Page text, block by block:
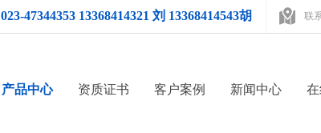
023-47344353 13368414321 刘 13368414543胡 联
产品中心 资质证书 客户案例 新闻中心